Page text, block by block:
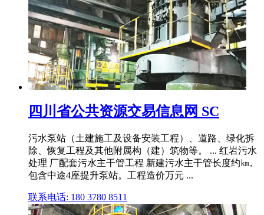
四川省公共资源交易信息网 SC
污水泵站（土建施工及设备安装工程）、道路、绿化拆
除、恢复工程及其他附属构（建）筑物等。 ... 红岩污水
处理 厂配套污水主干管工程 新建污水主干管长度约㎞,
包含中途4座提升泵站。工程造价万元 ...
联系电话: 180 3780 8511